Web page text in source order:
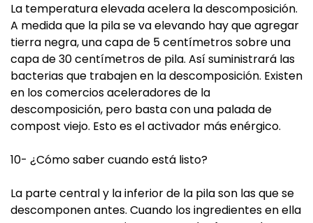
La temperatura elevada acelera la descomposición.
A medida que la pila se va elevando hay que agregar
tierra negra, una capa de 5 centímetros sobre una
capa de 30 centímetros de pila. Así suministrará las
bacterias que trabajen en la descomposición. Existen
en los comercios aceleradores de la
descomposición, pero basta con una palada de
compost viejo. Esto es el activador más enérgico.
10- ¿Cómo saber cuando está listo?
La parte central y la inferior de la pila son las que se
descomponen antes. Cuando los ingredientes en ella